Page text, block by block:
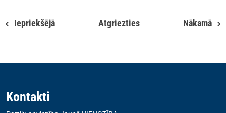
Iepriekšējā Atgriezties Nākamā
Kontakti